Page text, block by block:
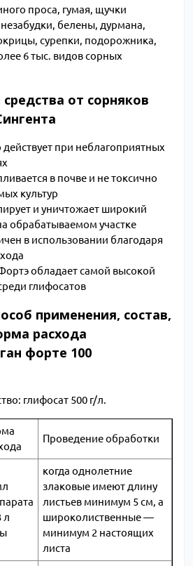
проса, гумая, щучки
белены, дурмана,
сурепки, подорожника,
6 тыс. видов сорных
от сорняков
при неблагоприятных
в почве и не токсично
культур
и уничтожает широкий
обрабатываемом участке
в использовании благодаря
обладает самой высокой
глифосатов
применения, состав,
расхода
форте 100
глифосат 500 г/л.
Проведение обработки
л
когда однолетние
злаковые имеют длину
листьев минимум 5 см, а
широколиственные ―
минимум 2 настоящих
листа